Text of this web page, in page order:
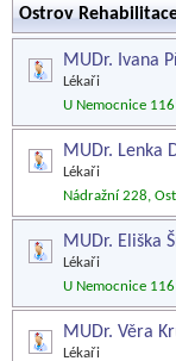
Ostrov
MUDr. Ivana
Lékaři
U Nemocnice
MUDr. Lenka
Lékaři
Nádražní 228,
MUDr. Eliška
Lékaři
U Nemocnice
MUDr. Věra
Lékaři